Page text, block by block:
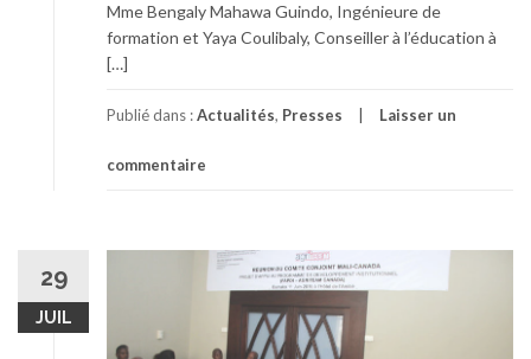
Mme Bengaly Mahawa Guindo, Ingénieure de
formation et Yaya Coulibaly, Conseiller à l’éducation à
[…]
Publié dans :Actualités, Presses Laisser un
commentaire
29
JUIL